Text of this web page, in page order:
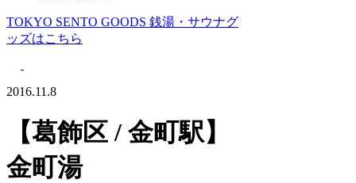
TOKYO SENTO GOODS 銭湯・サウナグ
ッズはこちら
2016.11.8
【葛飾区 / 金町駅】
金町湯